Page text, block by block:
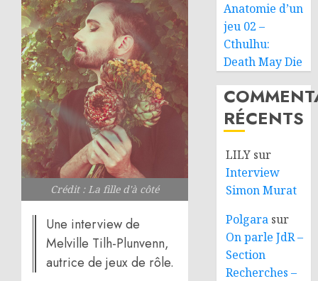
Crédit : La fille d'à côté
Une interview de
Melville Tilh-Plunvenn,
autrice de jeux de rôle.
Anatomie d’un
jeu 02 –
Cthulhu:
Death May Die
RÉCENTS
LILY sur
Interview
Simon Murat
Polgara sur
On parle JdR –
Section
Recherches –